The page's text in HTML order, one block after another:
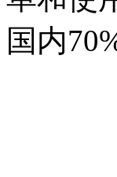
国内